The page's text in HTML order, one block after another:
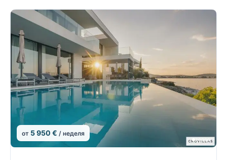
от 5 950 € / неделя